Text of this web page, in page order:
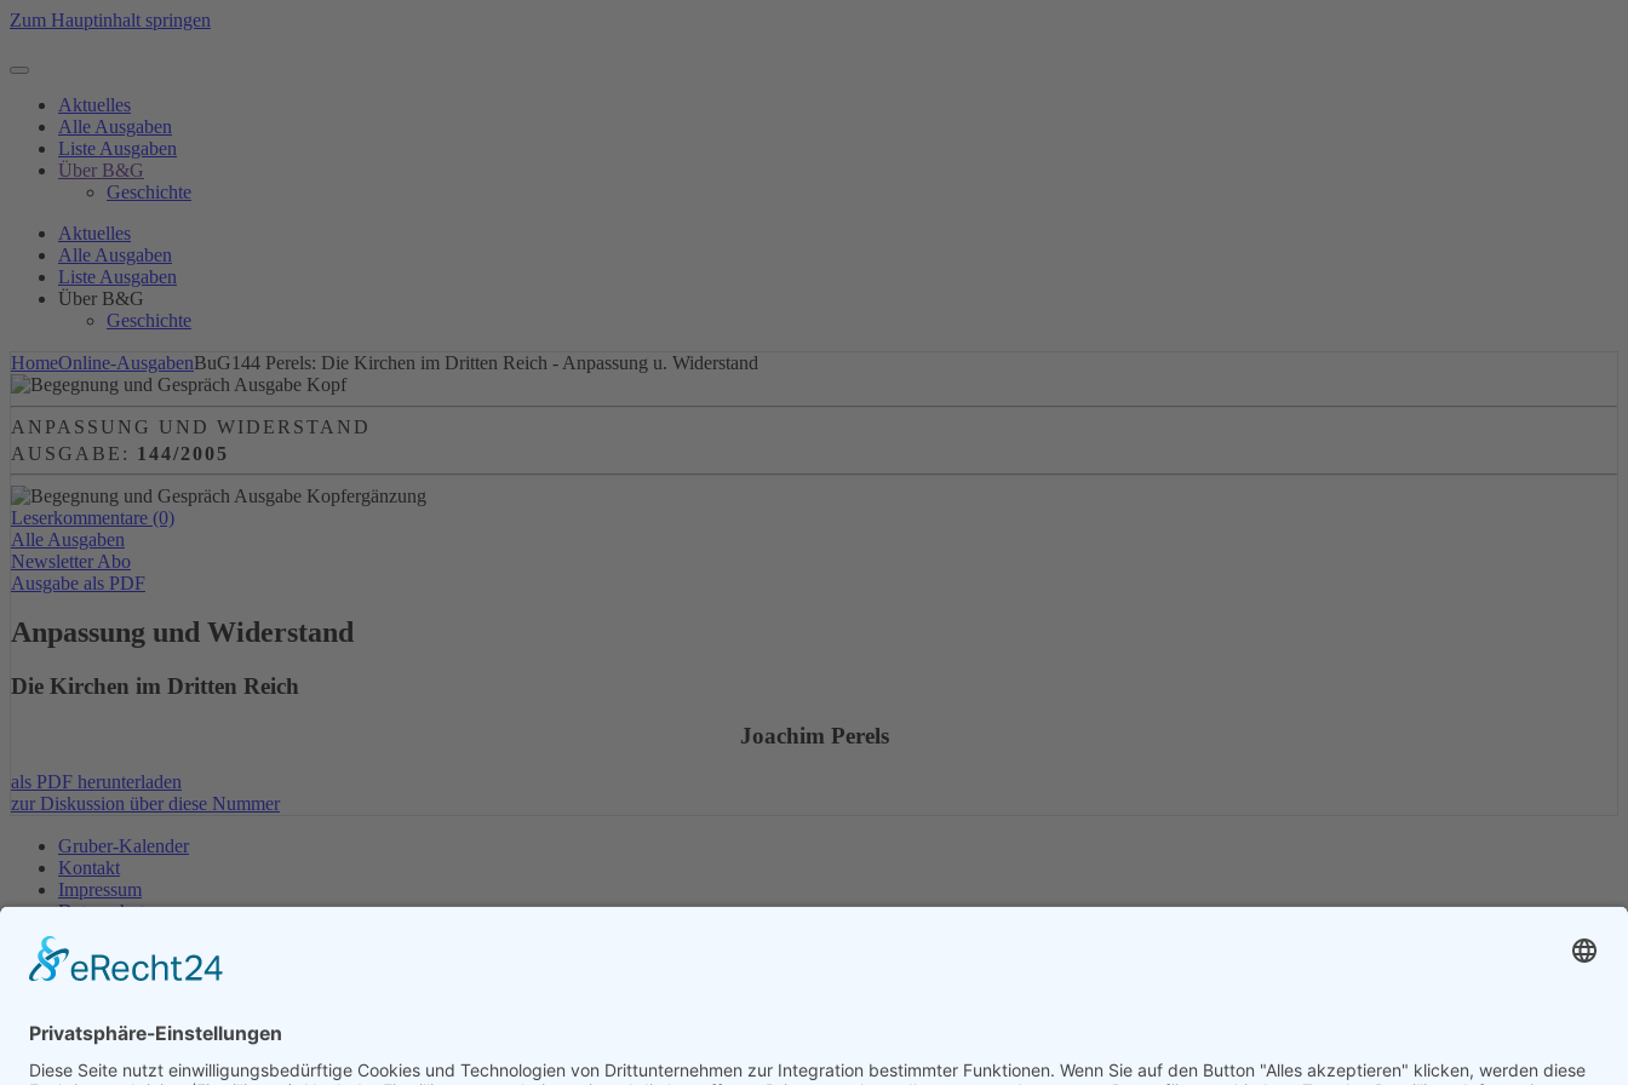
Zum Hauptinhalt springen
Aktuelles
Alle Ausgaben
Liste Ausgaben
Über B&G
Geschichte
Aktuelles
Alle Ausgaben
Liste Ausgaben
Über B&G
Geschichte
HomeOnline-AusgabenBuG144 Perels: Die Kirchen im Dritten Reich - Anpassung u. Widerstand
ANPASSUNG UND WIDERSTAND
AUSGABE: 144/2005
Leserkommentare (0)
Alle Ausgaben
Newsletter Abo
Ausgabe als PDF
Anpassung und Widerstand
Die Kirchen im Dritten Reich
Joachim Perels
als PDF herunterladen
zur Diskussion über diese Nummer
Gruber-Kalender
Kontakt
Impressum
Datenschutz
Login